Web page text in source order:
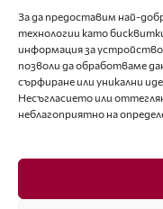
За да предоставим най-
технологии като
информация за
позволи да обработваме
сърфиране или уникални
Несъгласието или
неблагоприятно на
За контакти
editor@fashion-
+359 88 227 33 47
Последвайте ни
Facebook